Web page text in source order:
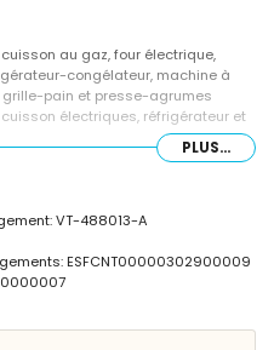
au gaz, four électrique,
congélateur, machine à
grille-pain et presse-agrumes
électriques, réfrigérateur et
simples
simple, douche et toilettes
PLUS...
VT-488013-A
ESFCNT00000302900009